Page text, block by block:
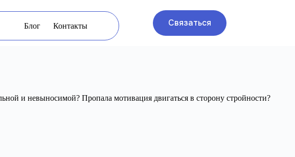
Блог Контакты Связаться
и невыносимой? Пропала мотивация двигаться в сторону стройности?